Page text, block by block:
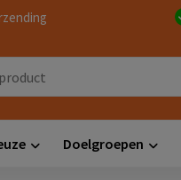
Doelgroepen